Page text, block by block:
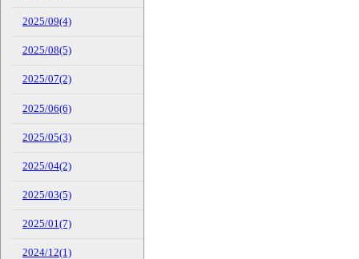
2025/09(4)
2025/08(5)
2025/07(2)
2025/06(6)
2025/05(3)
2025/04(2)
2025/03(5)
2025/01(7)
2024/12(1)